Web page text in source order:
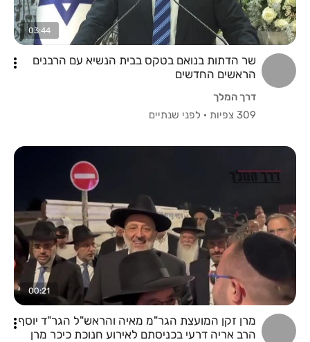
03:44
שר הדתות בנואם בטקס בבית הנשיא עם הרבנים
הראשים החדשים
דרך המלך
309 צפיות
· לפני שנתיים
00:21
מרן זקן המועצת הגר"מ מאיה והראש"ל הגר"ד יוסף
הרב אריה דרעי בכניסתם לאירוע חנוכת כיכר מרן